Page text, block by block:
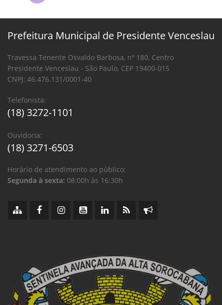
Prefeitura Municipal de Presidente Venceslau
Travessa Tenente Osvaldo Barbosa, nº 180, Centro
Presidente Venceslau - São Paulo, CEP 19400-015
CNPJ: 46.476.131/0001-40
Telefonista:
(18) 3272-1101
Ouvidoria:
(18) 3271-6503
Horário de atendimento ao público:
Segunda à sexta: 08:00h às 16:30h